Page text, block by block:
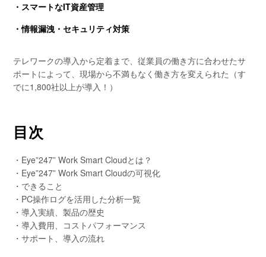
・スマートなIT資産管理
・情報漏洩・セキュリティ対策
テレワークの導入から定着まで、従業員の働き方に合わせたサ
ポートによって、現場から不満もなく働き方を変えられた（す
でに1,800社以上が導入！）
目次
・Eye”247” Work Smart Cloudとは？
・Eye”247” Work Smart Cloudの可視化
・できること
・PC操作ログを活用した分析一覧
・導入実績、製品の歴史
・導入費用、コストパフォーマンス
・サポート、導入の流れ